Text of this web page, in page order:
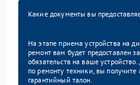
Какие документы вы
На этапе приема устройства на
ремонт вам будет предоставлен
обязательств на ваше
по ремонту техники, вы
гарантийный талон.